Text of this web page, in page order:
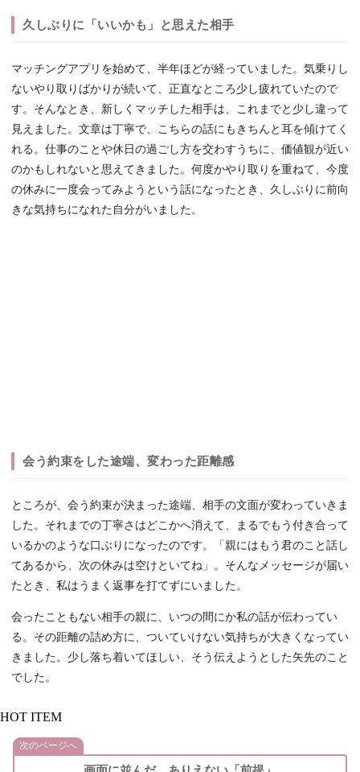
久しぶりに「いいかも」と思えた相手
マッチングアプリを始めて、半年ほどが経っていました。気乗りし
ないやり取りばかりが続いて、正直なところ少し疲れていたので
す。そんなとき、新しくマッチした相手は、これまでと少し違って
見えました。文章は丁寧で、こちらの話にもきちんと耳を傾けてく
れる。仕事のことや休日の過ごし方を交わすうちに、価値観が近い
のかもしれないと思えてきました。何度かやり取りを重ねて、今度
の休みに一度会ってみようという話になったとき、久しぶりに前向
きな気持ちになれた自分がいました。
会う約束をした途端、変わった距離感
ところが、会う約束が決まった途端、相手の文面が変わっていきま
した。それまでの丁寧さはどこかへ消えて、まるでもう付き合って
いるかのような口ぶりになったのです。「親にはもう君のこと話し
てあるから、次の休みは空けといてね」。そんなメッセージが届い
たとき、私はうまく返事を打てずにいました。
会ったこともない相手の親に、いつの間にか私の話が伝わってい
る。その距離の詰め方に、ついていけない気持ちが大きくなってい
きました。少し落ち着いてほしい、そう伝えようとした矢先のこと
でした。
HOT ITEM
次のページへ